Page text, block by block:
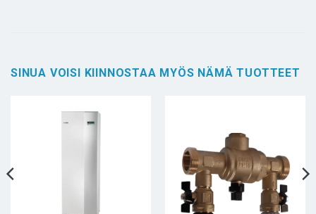
SINUA VOISI KIINNOSTAA MYÖS NÄMÄ TUOTTEET